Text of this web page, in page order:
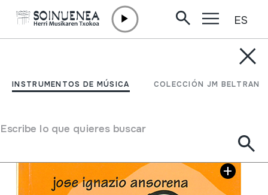
INSTRUMENTOS DE MÚSICA COLECCIÓN JM BELTRAN
Escribe lo que quieres buscar
ES
Mirri eta biok;
Galería de imágenes